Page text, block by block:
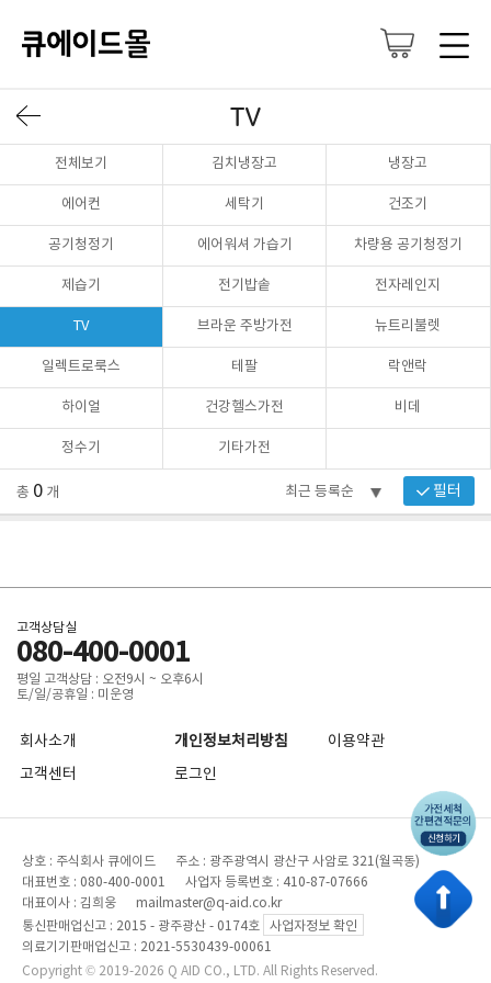
TV
전체보기 김치냉장고 냉장고
에어컨 세탁기 건조기
공기청정기 에어워셔 가습기 차량용 공기청정기
제습기 전기밥솥 전자레인지
TV 브라운 주방가전 뉴트리불렛
일렉트로룩스 테팔 락앤락
하이얼 건강헬스가전 비데
정수기 기타가전
총 0 개 필터
고객상담실
080-400-0001
평일 고객상담 : 오전9시 ~ 오후6시
토/일/공휴일 : 미운영
회사소개 개인정보처리방침
이용약관
고객센터
로그인
상호 : 주식회사 큐에이드 주소 : 광주광역시 광산구 사암로 321(월곡동)
대표번호 : 080-400-0001 사업자 등록번호 : 410-87-07666
대표이사 : 김희웅 mailmaster@q-aid.co.kr
통신판매업신고 : 2015 - 광주광산 - 0174호
사업자정보 확인
의료기기판매업신고 : 2021-5530439-00061
Copyright © 2019-2026 Q AID CO., LTD. All Rights Reserved.